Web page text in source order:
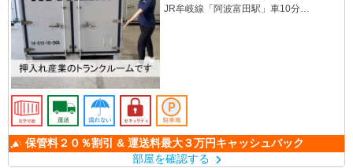
JR牟岐線「阿波富田駅」車10分
保管料２０％割引 & 運送料最大３万円キャッシュバック
部屋を確認する